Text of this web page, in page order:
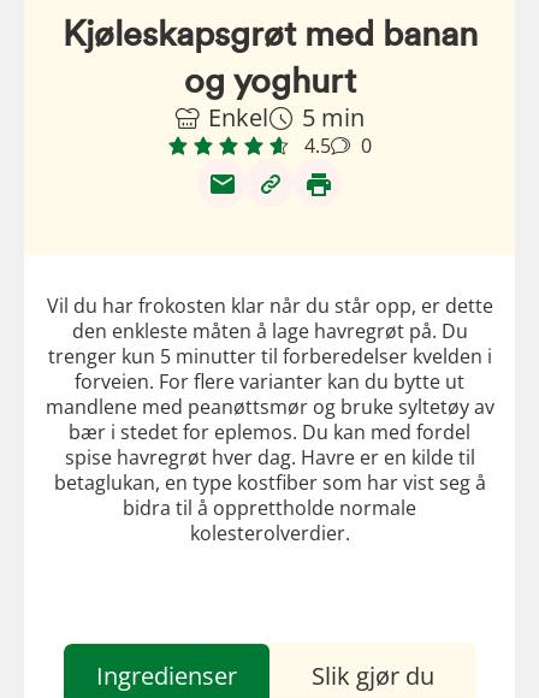
Kjøleskapsgrøt med banan
og yoghurt
Enkel 5 min
4.5 0
Vil du har frokosten klar når du står opp, er dette
den enkleste måten å lage havregrøt på. Du
trenger kun 5 minutter til forberedelser kvelden i
forveien. For flere varianter kan du bytte ut
mandlene med peanøttsmør og bruke syltetøy av
bær i stedet for eplemos. Du kan med fordel
spise havregrøt hver dag. Havre er en kilde til
betaglukan, en type kostfiber som har vist seg å
bidra til å opprettholde normale
kolesterolverdier.
Ingredienser Slik gjør du